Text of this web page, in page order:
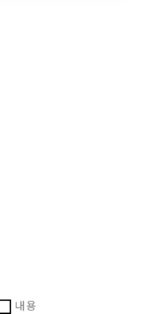
내용